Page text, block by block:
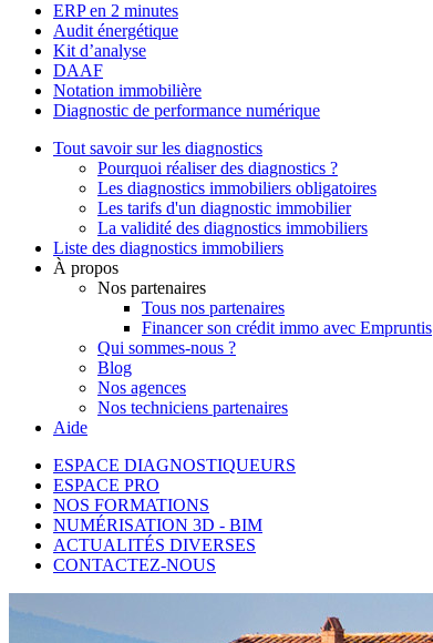
ERP en 2 minutes
Audit énergétique
Kit d’analyse
DAAF
Notation immobilière
Diagnostic de performance numérique
Tout savoir sur les diagnostics
Pourquoi réaliser des diagnostics ?
Les diagnostics immobiliers obligatoires
Les tarifs d'un diagnostic immobilier
La validité des diagnostics immobiliers
Liste des diagnostics immobiliers
À propos
Nos partenaires
Tous nos partenaires
Financer son crédit immo avec Empruntis
Qui sommes-nous ?
Blog
Nos agences
Nos techniciens partenaires
Aide
ESPACE DIAGNOSTIQUEURS
ESPACE PRO
NOS FORMATIONS
NUMÉRISATION 3D - BIM
ACTUALITÉS DIVERSES
CONTACTEZ-NOUS